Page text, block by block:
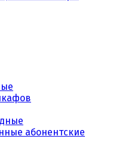
абонентские